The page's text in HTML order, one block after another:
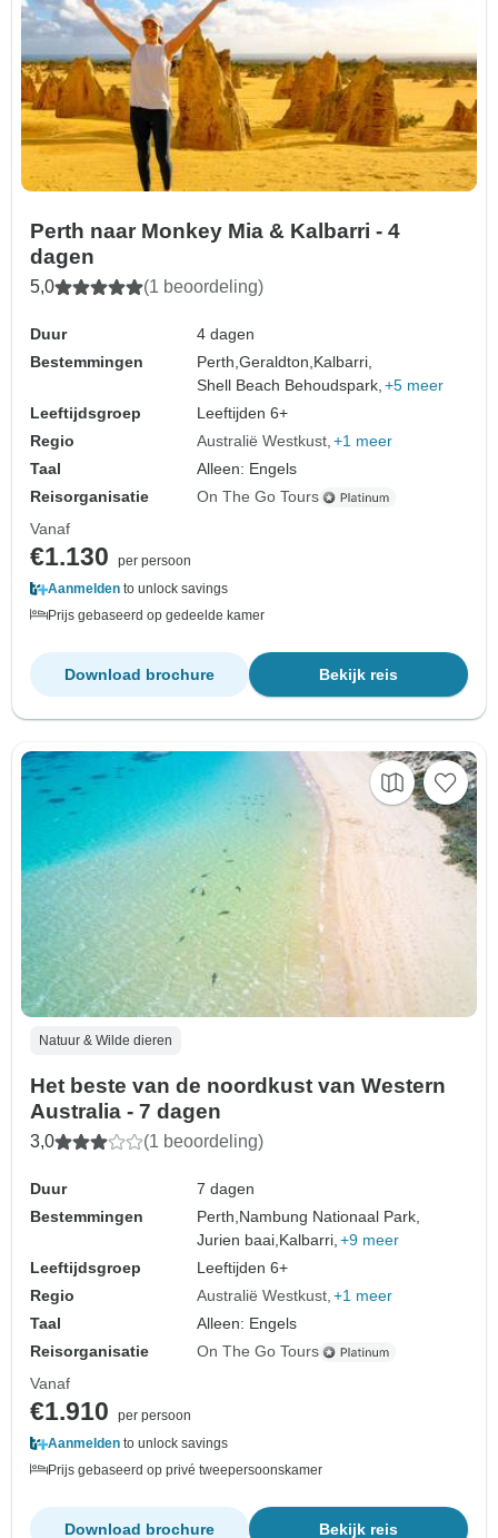
Perth naar Monkey Mia & Kalbarri - 4
dagen
5,0 (1 beoordeling)
Duur
4 dagen
Bestemmingen
Perth,Geraldton, Kalbarri,
Shell Beach Behoudspark, +5 meer
Leeftijdsgroep
Leeftijden 6+
Regio
Australië Westkust +1 meer
Taal
Alleen: Engels
Reisorganisatie
On The Go Tours
Vanaf
€1.130
per persoon
Aanmelden to unlock savings
Prijs gebaseerd op gedeelde kamer
Bekijk reis
Download brochure
Natuur & Wilde dieren
Het beste van de noordkust van Western
Australia - 7 dagen
3,0 (1 beoordeling)
Duur
7 dagen
Bestemmingen
Perth,Nambung Nationaal Park,
Jurien baai,Kalbarri, +9 meer
Leeftijdsgroep
Leeftijden 6+
Regio
Australië Westkust +1 meer
Taal
Alleen: Engels
Reisorganisatie
On The Go Tours
Vanaf
€1.910
per persoon
Aanmelden to unlock savings
Prijs gebaseerd op privé tweepersoonskamer
Bekijk reis
Download brochure